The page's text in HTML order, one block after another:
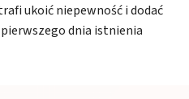
ukoić niepewność i dodać
dnia istnienia